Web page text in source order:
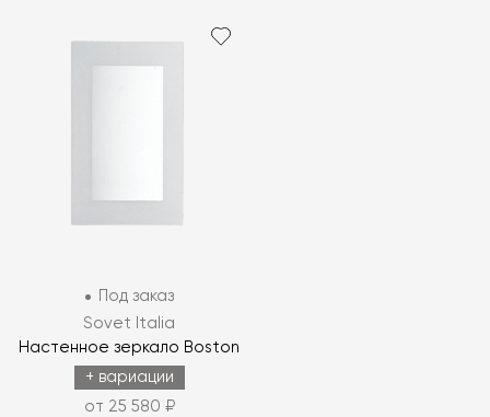
Под заказ
Sovet Italia
Настенное зеркало Boston
+ вариации
от 25 580 ₽